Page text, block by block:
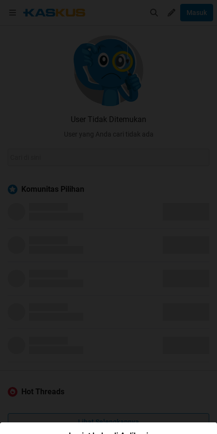
Masuk
User Tidak Ditemukan
User yang Anda cari tidak ada
Komunitas Pilihan
Hot Threads
Lihat Selengkapnya